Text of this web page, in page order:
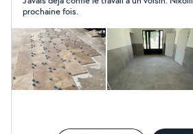
prochaine fois.